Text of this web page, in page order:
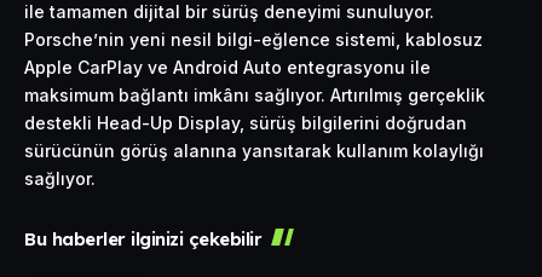
ile tamamen dijital bir sürüş deneyimi sunuluyor.
Porsche’nin yeni nesil bilgi-eğlence sistemi, kablosuz
Apple CarPlay ve Android Auto entegrasyonu ile
maksimum bağlantı imkânı sağlıyor. Artırılmış gerçeklik
destekli Head-Up Display, sürüş bilgilerini doğrudan
sürücünün görüş alanına yansıtarak kullanım kolaylığı
sağlıyor.
Bu haberler ilginizi çekebilir